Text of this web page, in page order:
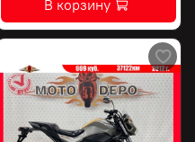
В корзину